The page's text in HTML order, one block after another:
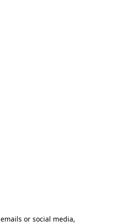
or social media,